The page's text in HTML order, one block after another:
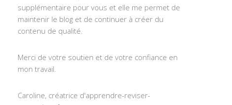
supplémentaire pour vous et elle me permet de
maintenir le blog et de continuer à créer du
contenu de qualité.
Merci de votre soutien et de votre confiance en
mon travail.
Caroline, créatrice d'apprendre-reviser-